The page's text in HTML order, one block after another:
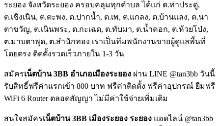
ระยอง จังหวัดระยอง ครอบคลุมทุกตำบล ได้แก่ ต.ท่าประดู่,
ต.เชิงเนิน, ต.ตะพง, ต.ปากน้ำ, ต.เพ, ต.แกลง, ต.บ้านแลง, ต.นา
ตาขวัญ, ต.เนินพระ, ต.กะเฉด, ต.ทับมา, ต.น้ำคอก, ต.ห้วยโป่ง,
ต.มาบตาพุด, ต.สำนักทอง เราเป็นทีมพนักงานขายผู้ดูแลพื้นที่
โดยตรง ติดตั้งรวดเร็วภายใน 1-3 วัน
สมัครเน็ตบ้าน 3BB อำเภอเมืองระยอง ผ่าน LINE @tan3bb วันนี้
รับสิทธิ์ฟรีค่าแรกเข้า 800 บาท ฟรีค่าติดตั้ง ฟรีค่าอุปกรณ์ ยืมฟรี
WiFi 6 Router ตลอดสัญญา ไม่มีค่าใช้จ่ายเพิ่มเติม
สนใจสมัครเน็ตบ้าน 3BB เมืองระยอง ระยอง แอดไลน์ @tan3bb